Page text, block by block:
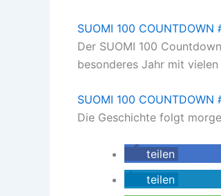
SUOMI 100 COUNTDOWN
Der SUOMI 100
besonderes Jahr mit
SUOMI 100 COUNTDOWN
Die Geschichte folgt
teilen
teilen